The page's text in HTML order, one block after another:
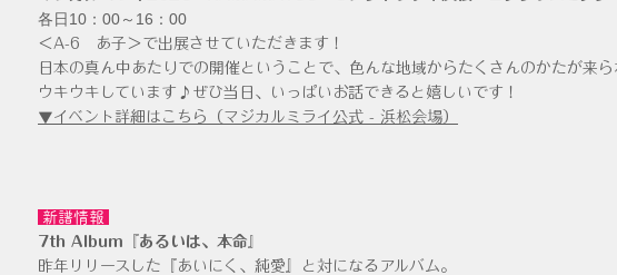
各日10：00～16：00
＜A-6 あ子 ＞で出展させていただきます！
日本の真ん中あたりでの開催ということで、色んな地域からたくさんのかたが来
ウキウキしています♪ぜひ当日、いっぱいお話できると嬉しいです！
▼イベント詳細はこちら（マジカルミライ公式 - 浜松会場）
新譜情報
7th Album『あるいは、本命』
昨年リリースした『あいにく、純愛』と対になるアルバム。